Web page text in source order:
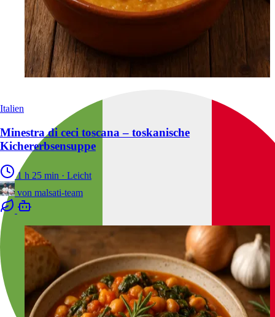
Italien
Minestra di ceci toscana – toskanische
Kichererbsensuppe
1 h 25 min · Leicht
von malsati-team